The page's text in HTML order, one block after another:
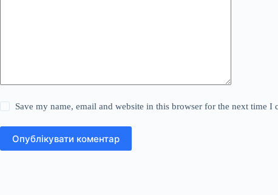
Save my name, email and website in this browser for the next time I
Опублікувати коментар